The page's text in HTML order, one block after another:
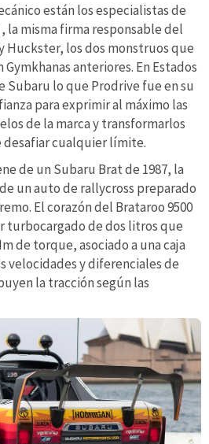
están los especialistas de
la misma firma responsable del
Huckster, los dos monstruos que
Gymkhanas anteriores. En Estados
Subaru lo que Prodrive fue en su
para exprimir al máximo las
de la marca y transformarlos
desafiar cualquier límite.
de un Subaru Brat de 1987, la
un auto de rallycross preparado
El corazón del Brataroo 9500
turbocargado de dos litros que
de torque, asociado a una caja
velocidades y diferenciales de
la tracción según las